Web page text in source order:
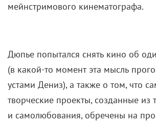
мейнстримового кинематографа.
Дюпье попытался снять кино об
(в какой-то момент эта мысль
устами Дениз), а также о том, что
творческие проекты, созданные из
и самолюбования, обречены на